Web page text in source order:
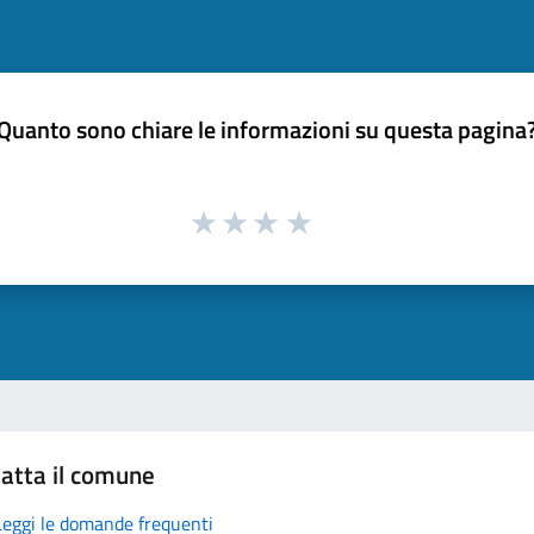
sono chiare le informazioni su questa
il comune
le domande frequenti